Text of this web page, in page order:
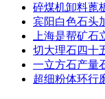
碎煤机卸料蓖
宾阳白色石头
上海是帮矿石
切大理石四十
一立方石产量
超细粉体环行